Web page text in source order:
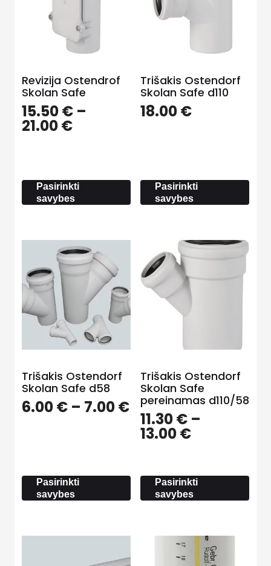
Revizija Ostendrof
Skolan Safe
15.50€ –
21.00€Price
21.00 €
Pasirinkti
savybes
Trišakis Ostendorf
Skolan Safe d110
18.00€
Pasirinkti
savybes
Trišakis Ostendorf
Skolan Safe d58
6.00€ – 7.00€Price
range:
6.00 €
Pasirinkti
savybes
Trišakis Ostendorf
Skolan Safe
pereinamas d110/58
11.30€ –
13.00€Price
through
13.00 €
Pasirinkti
savybes